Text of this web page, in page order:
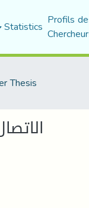
Statistics Profils
Thesis